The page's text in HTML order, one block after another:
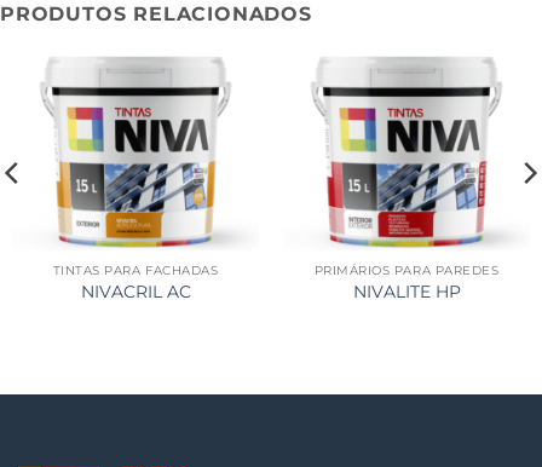
PRODUTOS RELACIONADOS
TINTAS PARA FACHADAS
NIVACRIL AC
PRIMÁRIOS PARA PAREDES
NIVALITE HP